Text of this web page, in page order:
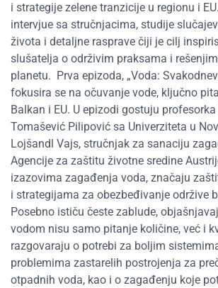
i strategije zelene tranzicije u regionu i
intervjue sa stručnjacima, studije
života i detaljne rasprave čiji je cilj
slušatelja o održivim praksama i
planetu. Prva epizoda, „Voda:
fokusira se na očuvanje vode, ključno
Balkan i EU. U epizodi gostuju
Tomašević Pilipović sa Univerziteta u
Lojšandl Vajs, stručnjak za sanaciju
Agencije za zaštitu životne sredine
izazovima zagađenja voda, značaju
i strategijama za obezbeđivanje održive
Posebno ističu česte zablude,
vodom nisu samo pitanje količine, već i
razgovaraju o potrebi za boljim
problemima zastarelih postrojenja za
otpadnih voda, kao i o zagađenju koje